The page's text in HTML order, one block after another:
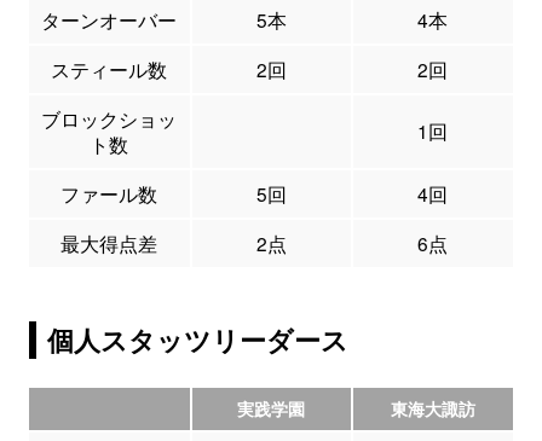
ターンオーバー
5本
4本
スティール数
2回
2回
ブロックショッ
ト数
1回
ファール数 5回
4回
最大得点差
2点 6点
個人スタッツリーダース
実践学園 東海大諏訪